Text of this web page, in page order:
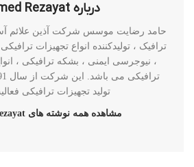
درباره Hamed Rezayat
حامد رضایت موسس شرکت آذین علائم
ترافیک ، تولیدکننده انواع تجهیزات
، نیوجرسی ایمنی ، بشکه ترافیکی ،
تولید تجهیزات ترافیکی
مشاهده همه نوشته های Hamed Rezayat